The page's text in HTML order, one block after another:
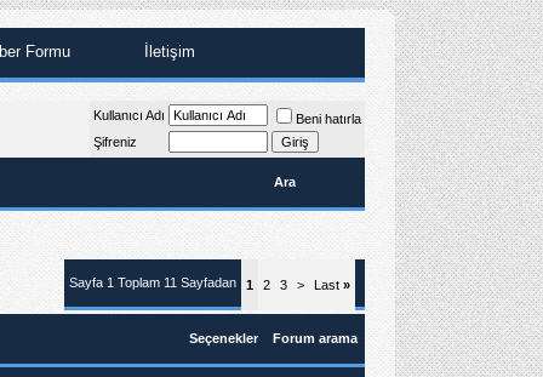
Formu İletişim
Kullanıcı Adı
Beni hatırla
Şifreniz
Ara
Sayfa 1 Toplam 11 Sayfadan 1 2 3 > Last »
Seçenekler Forum arama